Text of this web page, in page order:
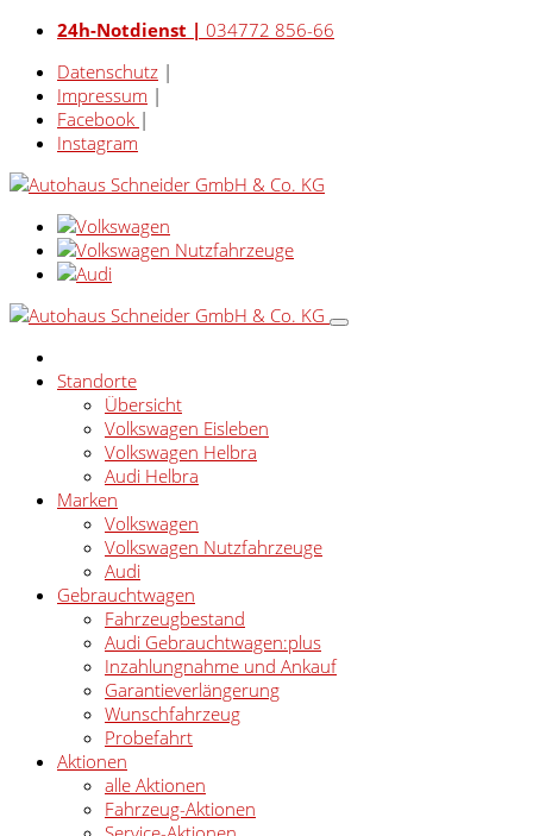
24h-Notdienst | 034772 856-66
Datenschutz |
Impressum |
Facebook |
Instagram
Standorte
Übersicht
Volkswagen Eisleben
Volkswagen Helbra
Audi Helbra
Marken
Volkswagen
Volkswagen Nutzfahrzeuge
Audi
Gebrauchtwagen
Fahrzeugbestand
Audi Gebrauchtwagen:plus
Inzahlungnahme und Ankauf
Garantieverlängerung
Wunschfahrzeug
Probefahrt
Aktionen
alle Aktionen
Fahrzeug-Aktionen